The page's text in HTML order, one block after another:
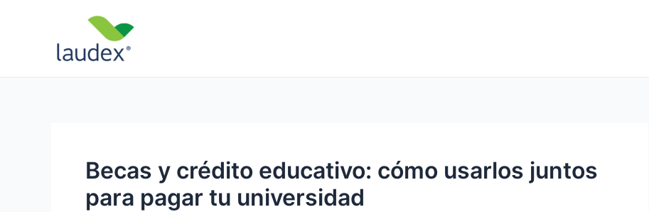
Becas y crédito educativo: cómo usarlos juntos
para pagar tu universidad
entradas